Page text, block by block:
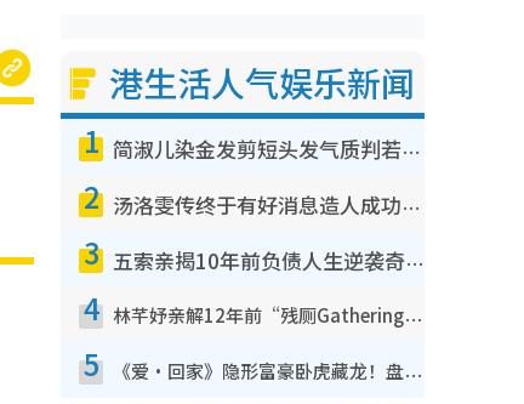
港生活人气娱乐新闻
1 简淑儿染金发剪短头发气质判若两人！吓坏老公麦大力都认不出：“你做什么？”
2 汤洛雯传终于有好消息造人成功！两大细节曝孕味极浓引猜测：大肚婆先会咁！
3 五索亲揭10年前负债人生逆袭奇迹！全靠去一地方转运后即遇上马先生
4 林芊妤亲解12年前“残厕Gathering”真相！高层解约一句话重创尊严，至今拒返TVB
5 《爱·回家》隐形富豪卧虎藏龙！盘点12位财气逼人的有钱艺人：这位美女3亿身家不愁做